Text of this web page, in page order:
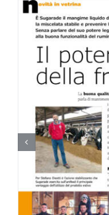
Lavora con noi